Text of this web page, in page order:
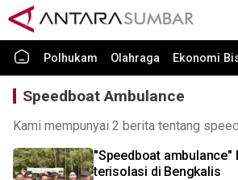
Polhukam Olahraga Ekonomi
Speedboat Ambulance
Kami mempunyai 2 berita tentang
"Speedboat ambulance"
terisolasi di Bengkalis